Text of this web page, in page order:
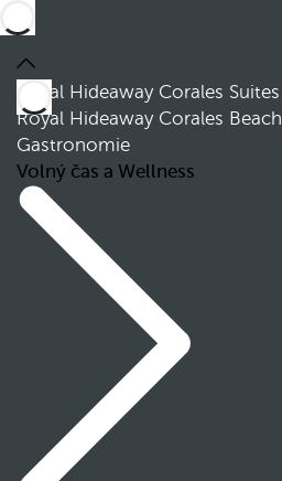
Royal Hideaway Corales Suites
Royal Hideaway Corales Beach
Gastronomie
Volný čas a Wellness